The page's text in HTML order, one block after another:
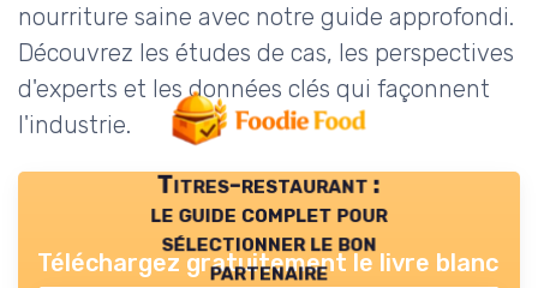
nourriture saine avec notre guide approfondi.
Découvrez les études de cas, les perspectives
d'experts et les données clés qui façonnent
l'industrie.
Titres-restaurant :
le guide complet pour
sélectionner le bon
partenaire
Téléchargez gratuitement le livre blanc